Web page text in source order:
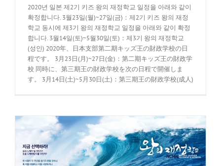
2020년 일본 제2기 키즈 왕의 재정학교 일정을 아래와 같이
확정합니다. 3월23일(월)~27일(금)：제2기 키즈 왕의 재정
학교 동시에 제3기 왕의 재정학교 일정을 아래와 같이 확정
합니다. 3월14일(토)~5월30일(토)：제3기 왕의 재정학교
(성인) 2020年、日本支部第二期キッズ王の財政学校の日
程です。 3月23日(月)~27日(金)：第二期キッズ王の財政学
校 同時に、第三期王の財政学校を次の日程で開催しま
す。 3月14日(土)~5月30日(土)：第三期王の財政学校(成人)